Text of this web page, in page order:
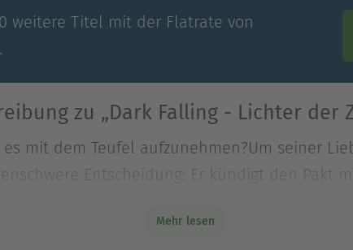
weitere Titel mit der Flatrate von
zu „Dark Falling - Lichter der
mit dem Teufel aufzunehmen?Um seiner
Entscheidung: Er kündigt den Pakt
Entscheidung: Er kündigt den Pakt
Mehr lesen